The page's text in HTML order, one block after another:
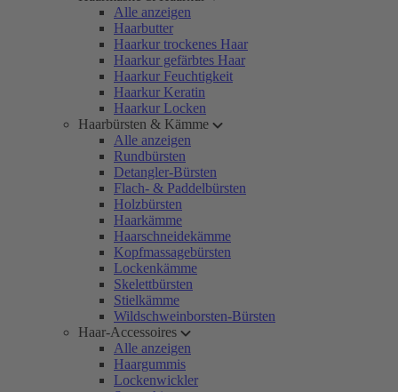
Alle anzeigen
Haarbutter
Haarkur trockenes Haar
Haarkur gefärbtes Haar
Haarkur Feuchtigkeit
Haarkur Keratin
Haarkur Locken
Haarbürsten & Kämme
Alle anzeigen
Rundbürsten
Detangler-Bürsten
Flach- & Paddelbürsten
Holzbürsten
Haarkämme
Haarschneidekämme
Kopfmassagebürsten
Lockenkämme
Skelettbürsten
Stielkämme
Wildschweinborsten-Bürsten
Haar-Accessoires
Alle anzeigen
Haargummis
Lockenwickler